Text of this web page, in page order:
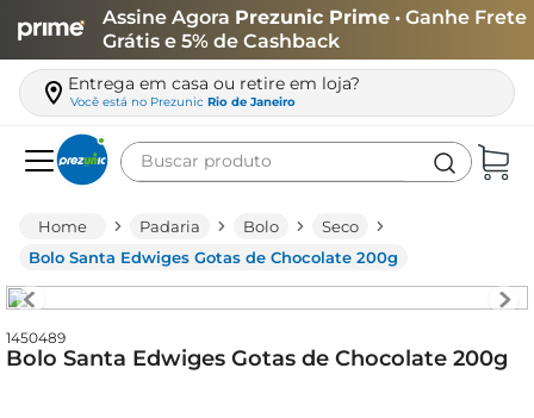
Assine Agora Prezunic Prime • Ganhe Frete
Grátis e 5% de Cashback
Entrega em casa ou retire em loja?
Você está no Prezunic Rio de Janeiro
Buscar produto
Padaria Bolo
Seco
Bolo Santa Edwiges Gotas de Chocolate 200g
1450489
Bolo Santa Edwiges Gotas de Chocolate 200g
leite
queijo